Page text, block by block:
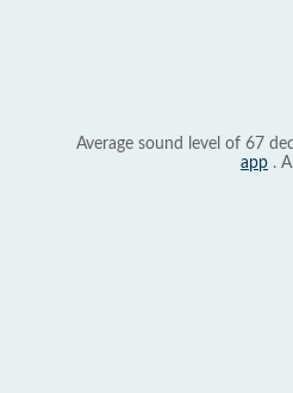
Average sound level of 67
app .